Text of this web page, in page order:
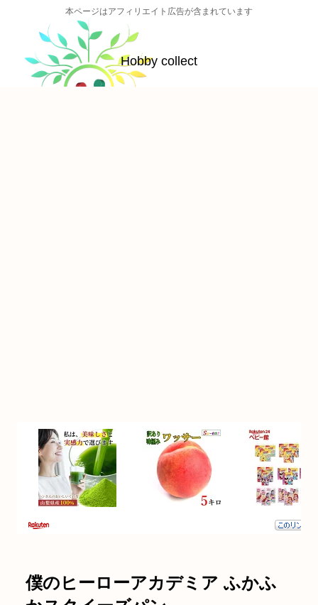
本ページはアフィリエイト広告が含まれています
Hobby collect
僕のヒーローアカデミア ふかふ